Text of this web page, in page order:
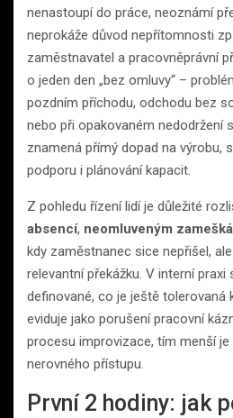
nenastoupí do práce, neoznámí
neprokáže důvod nepřítomnosti
zaměstnavatel a pracovněprávní
o jeden den „bez omluvy“ –
pozdním příchodu, odchodu bez
nebo při opakovaném nedodržení
znamená přímý dopad na výrobu,
podporu i plánování kapacit.
Z pohledu řízení lidí je důležité
absencí, neomluveným
kdy zaměstnanec sice nepřišel,
relevantní překážku. V interní
definované, co je ještě tolerovaná
eviduje jako porušení pracovní
procesu improvizace, tím menší
nerovného přístupu.
První 2 hodiny: jak